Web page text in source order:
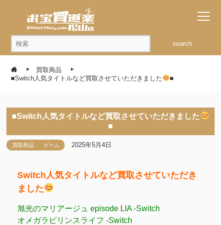
search
買取商品
■Switch人気タイトルなど買取させていただきました
■
■Switch人気タイトルなど買取させていただきました
■
買取商品 ゲーム 2025年5月4日
Switch人気タイトルなど買取させていただき
ました
旭光のマリアージュ episode LIA -Switch
オメガラビリンスライフ -Switch